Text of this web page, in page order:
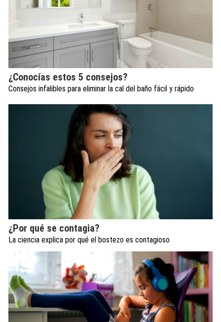
¿Conocías estos 5 consejos?
Consejos infalibles para eliminar la cal del baño fácil y rápido
¿Por qué se contagia?
La ciencia explica por qué el bostezo es contagioso